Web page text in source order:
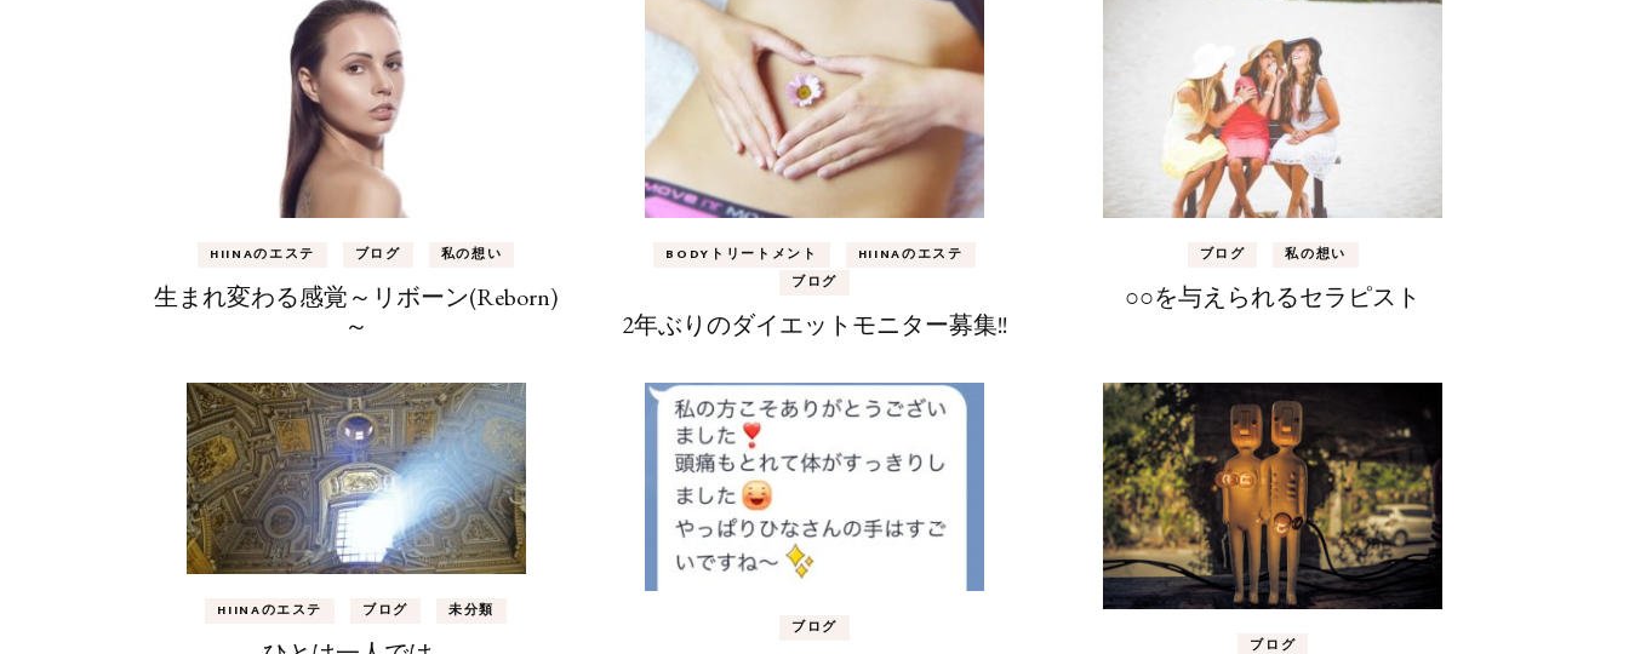
HIINAのエステ ブログ 私の想い
生まれ変わる感覚～リボーン(Reborn)
～
BODYトリートメント
HIINAのエステ
ブログ
2年ぶりのダイエットモニター募集!!
ブログ 私の想い
○○を与えられるセラピスト
HIINAのエステ ブログ 未分類
ブログ
ブログ